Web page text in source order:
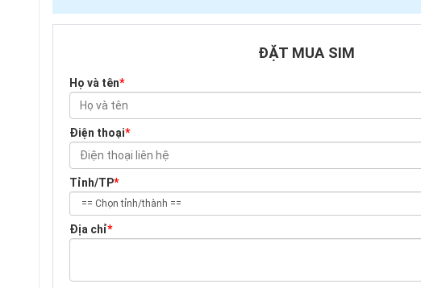
ĐẶT MUA SIM
Họ và tên*
Điện thoại*
Tỉnh/TP*
Địa chỉ*